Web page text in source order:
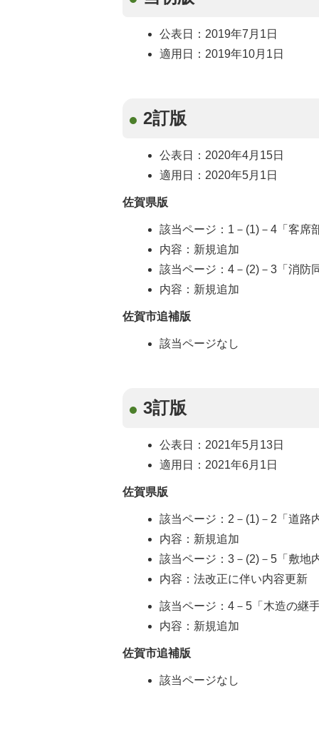
公表日：2019年7月1日
適用日：2019年10月1日
2訂版
公表日：2020年4月15日
適用日：2020年5月1日
佐賀県版
該当ページ：1－(1)－4「客席
内容：新規追加
該当ページ：4－(2)－3「消防
内容：新規追加
佐賀市追補版
該当ページなし
3訂版
公表日：2021年5月13日
適用日：2021年6月1日
佐賀県版
該当ページ：2－(1)－2「道路
内容：新規追加
該当ページ：3－(2)－5「敷地
内容：法改正に伴い内容更新
該当ページ：4－5「木造の継手
内容：新規追加
佐賀市追補版
該当ページなし